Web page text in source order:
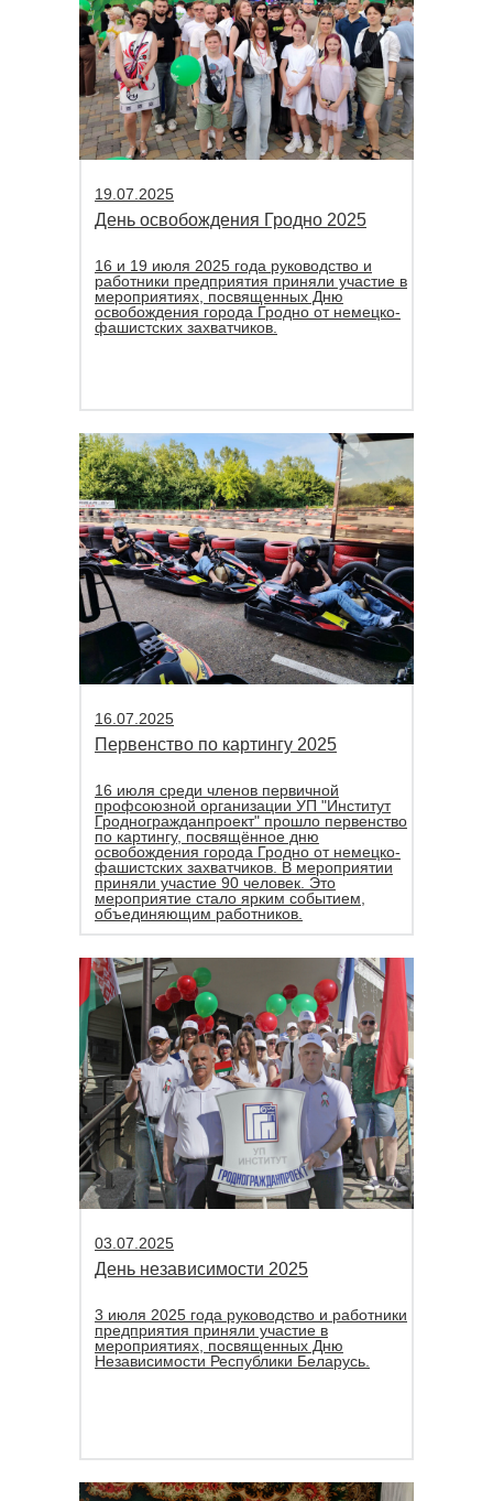
3 июля 2025 года руководство и работники
предприятия приняли участие в
мероприятиях, посвященных Дню
Независимости Республики Беларусь.
День независимости 2025
03.07.2025
16 июля среди членов первичной
профсоюзной организации УП "Институт
Гродногражданпроект" прошло первенство
по картингу, посвящённое дню
освобождения города Гродно от немецко-
фашистских захватчиков. В мероприятии
приняли участие 90 человек. Это
мероприятие стало ярким событием,
объединяющим работников.
Первенство по картингу 2025
16.07.2025
16 и 19 июля 2025 года руководство и
работники предприятия приняли участие в
мероприятиях, посвященных Дню
освобождения города Гродно от немецко-
фашистских захватчиков.
День освобождения Гродно 2025
19.07.2025